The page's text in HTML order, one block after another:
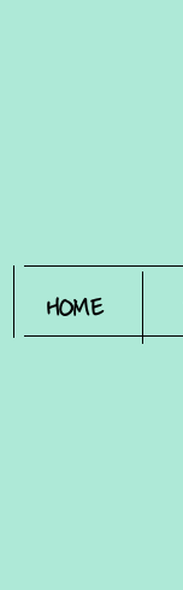
HOME